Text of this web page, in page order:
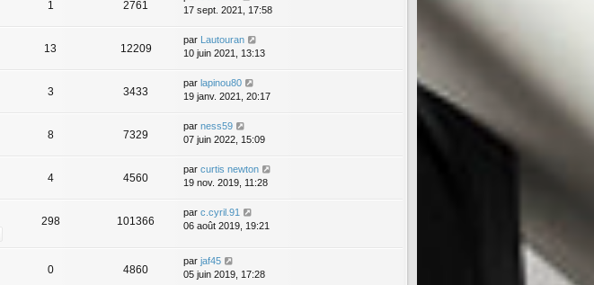
1 2761
17 sept. 2021, 17:58
13 12209
par Lautouran
10 juin 2021, 13:13
3 3433
par lapinou80
19 janv. 2021, 20:17
8 7329
par ness59
07 juin 2022, 15:09
4 4560
par curtis newton
19 nov. 2019, 11:28
298 101366
par c.cyril.91
06 août 2019, 19:21
0 4860
par jaf45
05 juin 2019, 17:28